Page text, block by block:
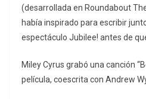
(desarrollada en Roundabout
había inspirado para escribir
espectáculo Jubilee! antes de
Miley Cyrus grabó una canción
película, coescrita con Andrew